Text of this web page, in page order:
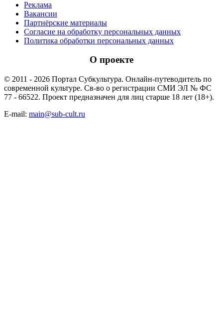
Реклама
Вакансии
Партнёрские материалы
Согласие на обработку персональных данных
Политика обработки персональных данных
О проекте
© 2011 - 2026 Портал Субкультура. Онлайн-путеводитель по
современной культуре. Св-во о регистрации СМИ ЭЛ № ФС
77 - 66522. Проект предназначен для лиц старше 18 лет (18+).
E-mail: main@sub-cult.ru